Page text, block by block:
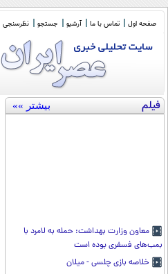
صفحه اول تماس با ما آرشیو جستجو نظرسنجی
فیلم بیشتر »»
معاون وزارت بهداشت: حمله به لامرد با
بمب‌های فسفری بوده است
خلاصه بازی چلسی - میلان